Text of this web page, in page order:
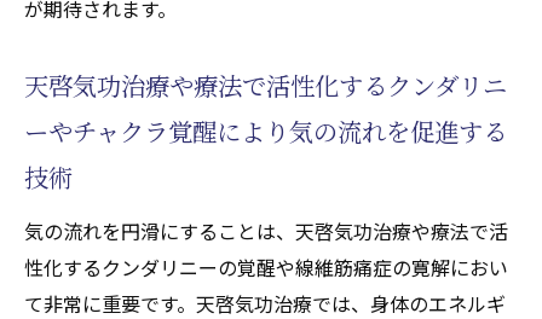
が期待されます。
天啓気功治療や療法で活性化するクンダリニ
ーやチャクラ覚醒により気の流れを促進する
技術
気の流れを円滑にすることは、天啓気功治療や療法で活
性化するクンダリニーの覚醒や線維筋痛症の寛解におい
て非常に重要です。天啓気功治療では、身体のエネルギ